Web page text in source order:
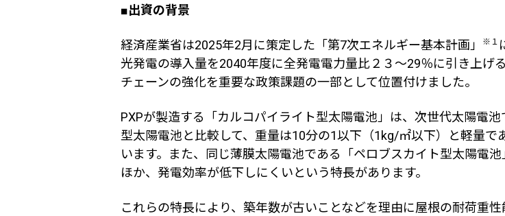
■出資の背景
経済産業省は2025年2月に策定した「第7次エネルギー基本計画」 ※１
光発電の導入量を2040年度に全発電電力量比２３～29％に引き上げ
チェーンの強化を重要な政策課題の一部として位置付けました。
PXPが製造する「カルコパイライト型太陽電池」は、次世代太陽電
型太陽電池と比較して、重量は10分の1以下（1kg/㎡以下）と軽量で
います。また、同じ薄膜太陽電池である「ペロブスカイト型太陽電
ほか、発電効率が低下しにくいという特長があります。
これらの特長により、築年数が古いことなどを理由に屋根の耐荷重